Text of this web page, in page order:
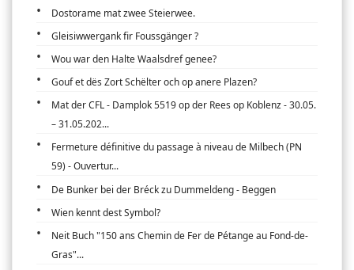
Dostorame mat zwee Steierwee.
Gleisiwwergank fir Foussgänger ?
Wou war den Halte Waalsdref genee?
Gouf et dës Zort Schëlter och op anere Plazen?
Mat der CFL - Damplok 5519 op der Rees op Koblenz - 30.05.
– 31.05.202...
Fermeture définitive du passage à niveau de Milbech (PN
59) - Ouvertur...
De Bunker bei der Bréck zu Dummeldeng - Beggen
Wien kennt dest Symbol?
Neit Buch "150 ans Chemin de Fer de Pétange au Fond-de-
Gras"...